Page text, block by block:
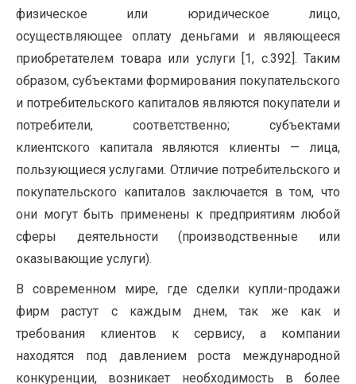
физическое или юридическое лицо,
осуществляющее оплату деньгами и являющееся
приобретателем товара или услуги [1, с.392]. Таким
образом, субъектами формирования покупательского
и потребительского капиталов являются поку­патели и
потребители, соответственно; субъектами
клиентского капитала являются клиенты — лица,
пользующиеся услугами. Отличие потребительского и
покупательского капиталов заключается в том, что
они могут быть применены к пред­приятиям любой
сферы деятельности (производственные или
оказывающие услуги).
В современном мире, где сделки купли-продажи
фирм растут с каждым днем, так же как и
требования клиентов к сервису, а компании
находятся под давлением роста международной
конкуренции, возникает необходимость в более